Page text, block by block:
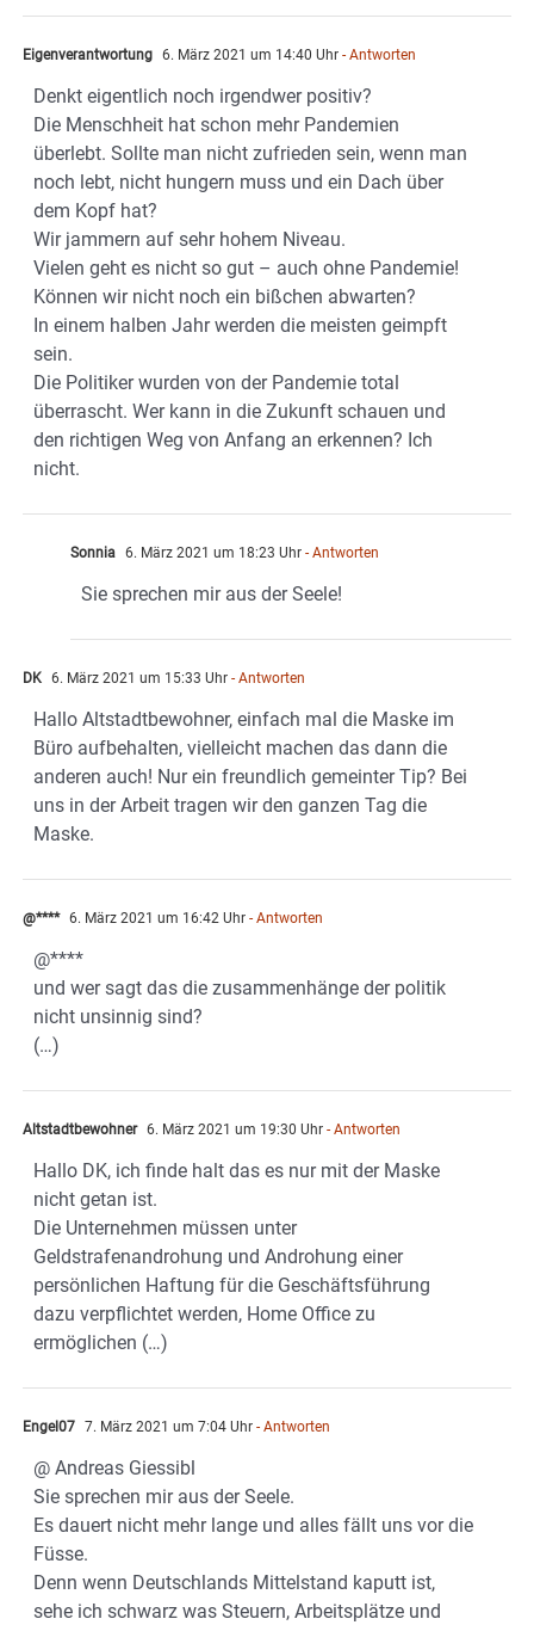
Eigenverantwortung 6. März 2021 um 14:40 Uhr - Antworten
Denkt eigentlich noch irgendwer positiv?
Die Menschheit hat schon mehr Pandemien
überlebt. Sollte man nicht zufrieden sein, wenn man
noch lebt, nicht hungern muss und ein Dach über
dem Kopf hat?
Wir jammern auf sehr hohem Niveau.
Vielen geht es nicht so gut – auch ohne Pandemie!
Können wir nicht noch ein bißchen abwarten?
In einem halben Jahr werden die meisten geimpft
sein.
Die Politiker wurden von der Pandemie total
überrascht. Wer kann in die Zukunft schauen und
den richtigen Weg von Anfang an erkennen? Ich
nicht.
Sonnia 6. März 2021 um 18:23 Uhr - Antworten
Sie sprechen mir aus der Seele!
DK 6. März 2021 um 15:33 Uhr - Antworten
Hallo Altstadtbewohner, einfach mal die Maske im
Büro aufbehalten, vielleicht machen das dann die
anderen auch! Nur ein freundlich gemeinter Tip? Bei
uns in der Arbeit tragen wir den ganzen Tag die
Maske.
@**** 6. März 2021 um 16:42 Uhr - Antworten
@****
und wer sagt das die zusammenhänge der politik
nicht unsinnig sind?
(…)
Altstadtbewohner 6. März 2021 um 19:30 Uhr - Antworten
Hallo DK, ich finde halt das es nur mit der Maske
nicht getan ist.
Die Unternehmen müssen unter
Geldstrafenandrohung und Androhung einer
persönlichen Haftung für die Geschäftsführung
dazu verpflichtet werden, Home Office zu
ermöglichen (…)
Engel07 7. März 2021 um 7:04 Uhr - Antworten
@ Andreas Giessibl
Sie sprechen mir aus der Seele.
Es dauert nicht mehr lange und alles fällt uns vor die
Füsse.
Denn wenn Deutschlands Mittelstand kaputt ist,
sehe ich schwarz was Steuern, Arbeitsplätze und